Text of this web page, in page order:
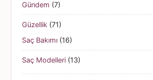
Gündem (7)
Güzellik (71)
Saç Bakımı (16)
Saç Modelleri (13)